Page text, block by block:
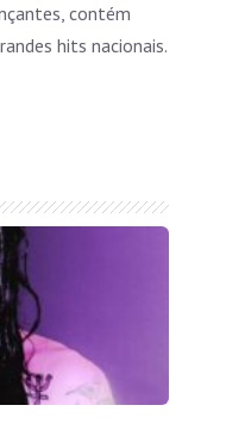
contém
hits nacionais.